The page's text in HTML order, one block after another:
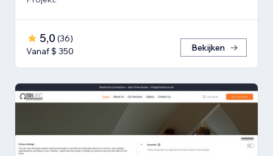
5,0 (36)
Vanaf $ 350
Bekijken